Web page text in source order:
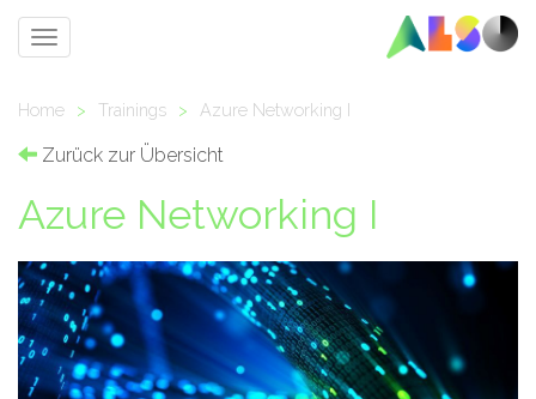
Toggle
Home > Trainings > Azure Networking I
Zurück zur Übersicht
Azure Networking I